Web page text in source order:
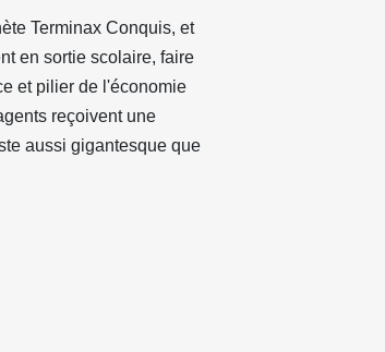
Terminax Conquis, et
en sortie scolaire, faire
et pilier de l'économie
reçoivent une
aussi gigantesque que